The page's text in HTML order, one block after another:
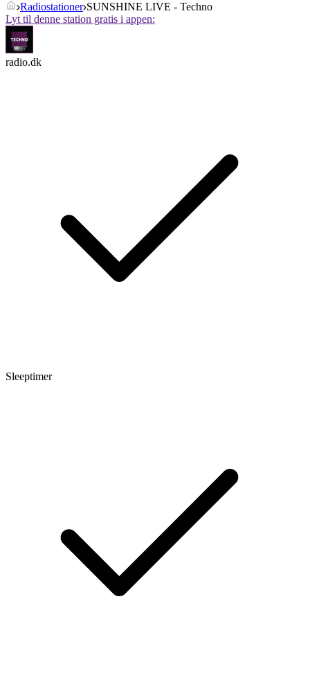
Radiostationer SUNSHINE LIVE - Techno
Lyt til denne station gratis i appen:
radio.dk
Sleeptimer